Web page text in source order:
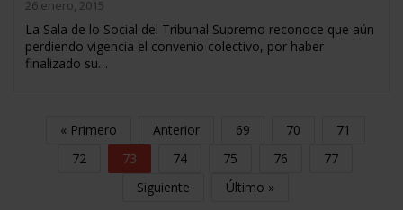
26 enero, 2015
La Sala de lo Social del Tribunal Supremo reconoce que aún
perdiendo vigencia el convenio colectivo, por haber
finalizado su…
« Primero Anterior 69 70
71
72
73 74 75 76
77
Siguiente
Último »